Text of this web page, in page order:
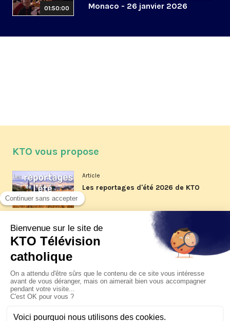
01:50:00
Monaco - 26 janvier 2026
KTO vous propose
Article
Les reportages d'été 2026 de KTO
La visite pastorale du pape Léon
XIV à Assise à suivre sur KTO le
Article
Le pape en Uruguay, Argentine et